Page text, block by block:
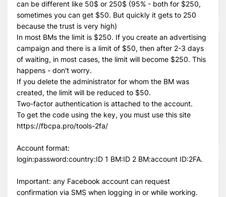
can be different like 50$ or 250$ (95% - both for $250,
sometimes you can get $50. But quickly it gets to 250
because the trust is very high)
In most BMs the limit is $250. If you create an advertising
campaign and there is a limit of $50, then after 2-3 days
of waiting, in most cases, the limit will become $250. This
happens - don't worry.
If you delete the administrator for whom the BM was
created, the limit will be reduced to $50.
Two-factor authentication is attached to the account.
To get the code using the key, you must use this site
https://fbcpa.pro/tools-2fa/
Account format:
login:password:country:ID 1 BM:ID 2 BM:account ID:2FA.
Important: any Facebook account can request
confirmation via SMS when logging in or while working.
Всего позиций в корзине
Сумма к оплате (без скидок)